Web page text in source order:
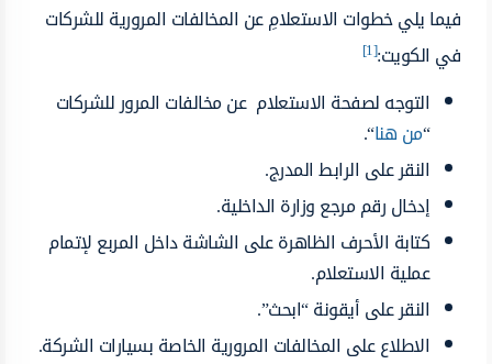
فيما يلي خطوات الاستعلامِ عن المخالفات المرورية للشركات
في الكويت:[1]
التوجه لصفحة الاستعلام عن مخالفات المرور للشركات
“من هنا“.
النقر على الرابط المدرج.
إدخال رقم مرجع وزارة الداخلية.
كتابة الأحرف الظاهرة على الشاشة داخل المربع لإتمام
عملية الاستعلام.
النقر على أيقونة “ابحث”.
الاطلاع على المخالفات المرورية الخاصة بسيارات الشركة.